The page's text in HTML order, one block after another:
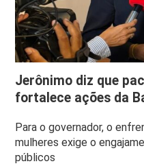
Jerônimo diz que
fortalece ações da
Para o governador, o
mulheres exige o
públicos